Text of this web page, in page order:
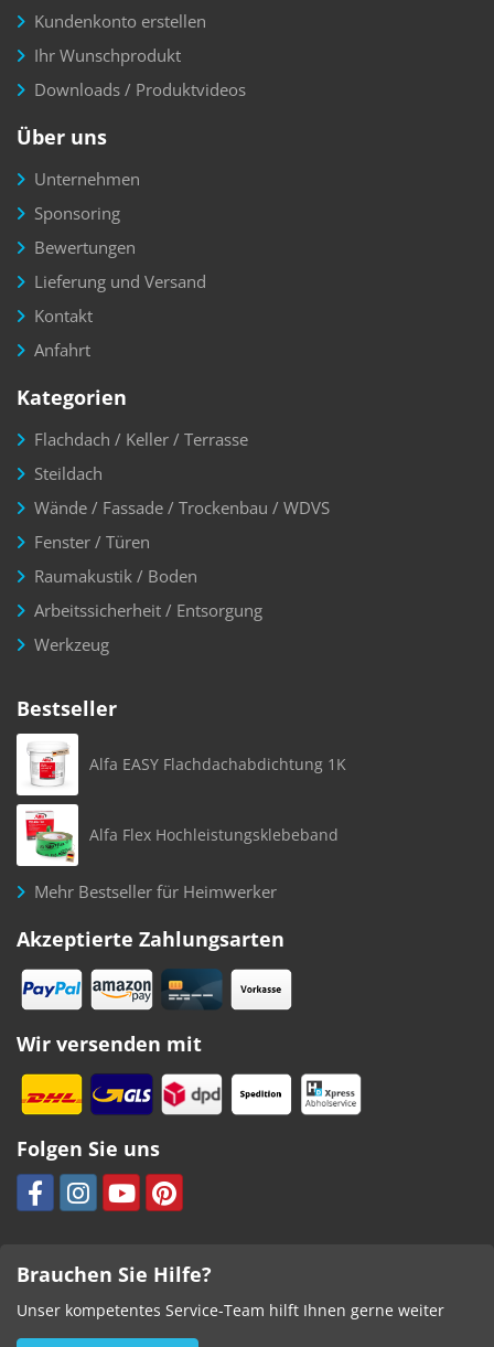
Kundenkonto erstellen
Ihr Wunschprodukt
Downloads / Produktvideos
Über uns
Unternehmen
Sponsoring
Bewertungen
Lieferung und Versand
Kontakt
Anfahrt
Kategorien
Flachdach / Keller / Terrasse
Steildach
Wände / Fassade / Trockenbau / WDVS
Fenster / Türen
Raumakustik / Boden
Arbeitssicherheit / Entsorgung
Werkzeug
Bestseller
Alfa EASY Flachdachabdichtung 1K
Alfa Flex Hochleistungsklebeband
Mehr Bestseller für Heimwerker
Akzeptierte Zahlungsarten
Wir versenden mit
Folgen Sie uns
Brauchen Sie Hilfe?
Unser kompetentes Service-Team hilft Ihnen gerne weiter